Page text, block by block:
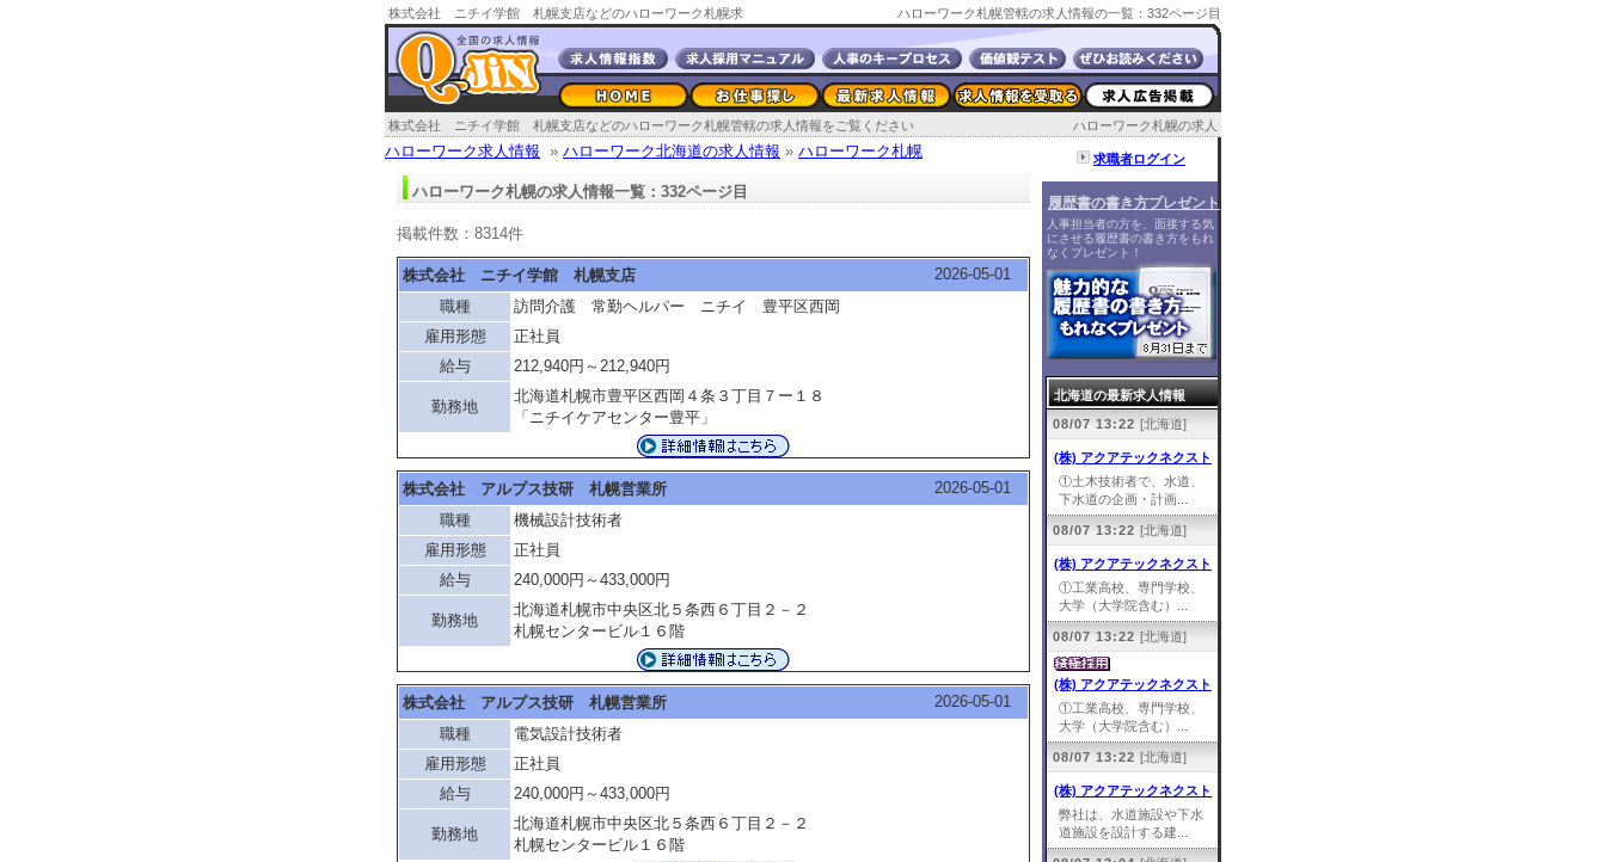
株式会社 ニチイ学館 札幌支店などのハローワーク札幌求
人情報
ハローワーク札幌管轄の求人情報の一覧：332ページ目
ハローワーク札幌の求人
株式会社 ニチイ学館 札幌支店などのハローワーク札幌管轄の求人情報をご覧ください
ハローワーク求人情報 » ハローワーク北海道の求人情報 » ハローワーク札幌
ハローワーク札幌の求人情報一覧：332ページ目
掲載件数：8314件
株式会社 ニチイ学館 札幌支店
2026-05-01
職種
訪問介護 常勤ヘルパー ニチイ 豊平区西岡
雇用形態
正社員
給与
212,940円～212,940円
勤務地
北海道札幌市豊平区西岡４条３丁目７ー１８
「ニチイケアセンター豊平」
株式会社 アルプス技研 札幌営業所
2026-05-01
職種
機械設計技術者
雇用形態
正社員
給与
240,000円～433,000円
勤務地
北海道札幌市中央区北５条西６丁目２－２
札幌センタービル１６階
株式会社 アルプス技研 札幌営業所
2026-05-01
職種
電気設計技術者
雇用形態
正社員
給与
240,000円～433,000円
勤務地
北海道札幌市中央区北５条西６丁目２－２
札幌センタービル１６階
求職者ログイン
履歴書の書き方プレゼント
人事担当者の方を、面接する気
にさせる履歴書の書き方をもれ
なくプレゼント！
北海道の最新求人情報
08/07 13:22 [北海道]
(株) アクアテックネクスト
①土木技術者で、水道、
下水道の企画・計画...
08/07 13:22 [北海道]
(株) アクアテックネクスト
①工業高校、専門学校、
大学（大学院含む）...
08/07 13:22 [北海道]
(株) アクアテックネクスト
①工業高校、専門学校、
大学（大学院含む）...
08/07 13:22 [北海道]
(株) アクアテックネクスト
弊社は、水道施設や下水
道施設を設計する建...